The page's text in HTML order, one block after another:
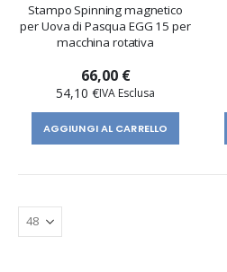
Stampo Spinning magnetico
per Uova di Pasqua EGG 15 per
macchina rotativa
66,00 €
54,10 €
AGGIUNGI AL CARRELLO